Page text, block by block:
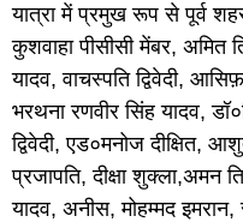
यात्रा में प्रमुख रूप से पूर्व
कुशवाहा पीसीसी मेंबर,
यादव, वाचस्पति द्विवेदी,
भरथना रणवीर सिंह यादव,
द्विवेदी, एड०मनोज दीक्षित,
प्रजापति, दीक्षा शुक्ला,अमन
यादव, अनीस, मोहम्मद इमरान,